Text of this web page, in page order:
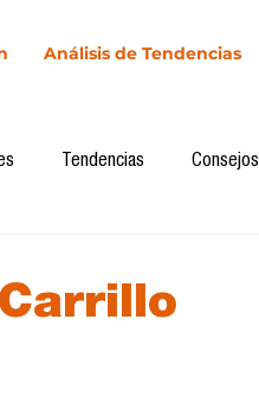
Análisis de Tendencias
Tendencias Consejos